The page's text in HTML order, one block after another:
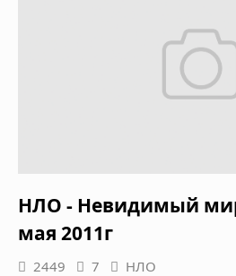
НЛО - Невидимый
мая 2011г
2449 7 НЛО